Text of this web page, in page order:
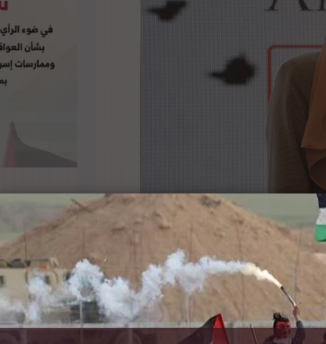
في قمة السلام العالمية التي